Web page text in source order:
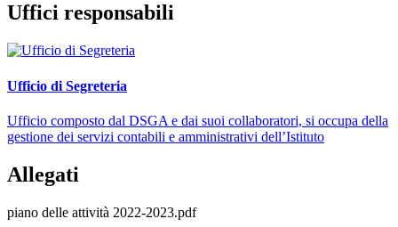
Uffici responsabili
Ufficio di Segreteria
Ufficio composto dal DSGA e dai suoi collaboratori, si occupa della
gestione dei servizi contabili e amministrativi dell’Istituto
Allegati
piano delle attività 2022-2023.pdf